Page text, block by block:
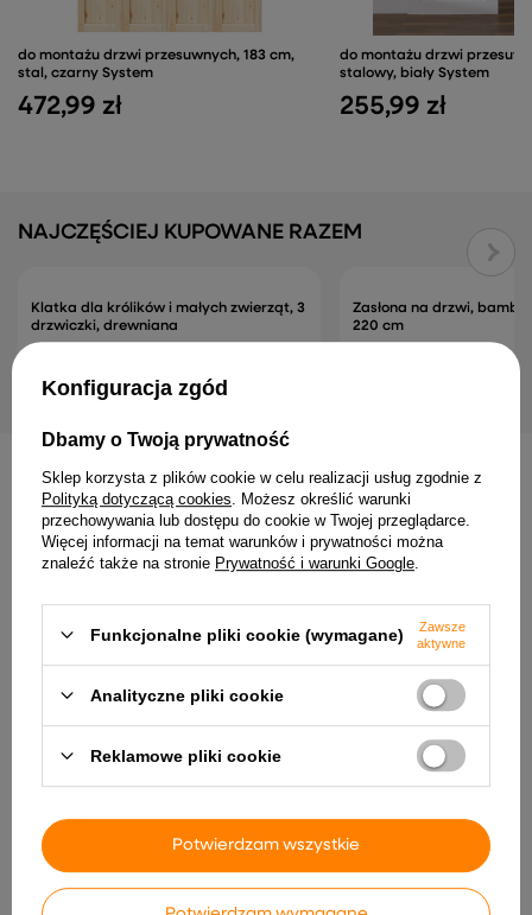
do montażu drzwi przesuwnych, 183 cm,
stal, czarny System
472,99 zł
do montażu drzwi
stalowy, biały System
255,99 zł
NAJCZĘŚCIEJ KUPOWANE RAZEM
Klatka dla królików i małych zwierząt, 3
drzwiczki, drewniana
Zasłona na drzwi,
220 cm
INNE PRODUKTY PRODUCENTA
do montażu drzwi
215,99 zł 5 282,99 zł
Konfiguracja zgód
Dbamy o Twoją prywatność
Sklep korzysta z plików cookie w celu realizacji usług zgodnie z
Polityką dotyczącą cookies . Możesz określić warunki
przechowywania lub dostępu do cookie w Twojej przeglądarce.
Więcej informacji na temat warunków i prywatności można
znaleźć także na stronie Prywatność i warunki Google
Funkcjonalne pliki cookie (wymagane)
Zawsze
aktywne
Analityczne pliki cookie
Reklamowe pliki cookie
Potwierdzam wszystkie